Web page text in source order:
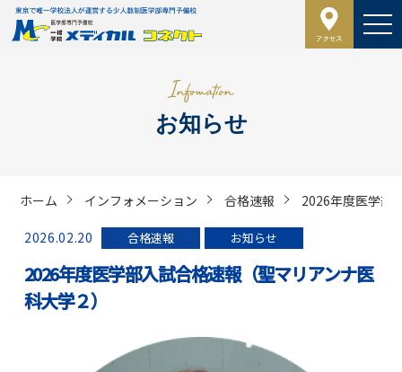
お知らせ
ホーム インフォメーション 合格速報 2026年度医学部
2026.02.20 合格速報 お知らせ
2026年度医学部入試合格速報（聖マリアンナ医
科大学２）